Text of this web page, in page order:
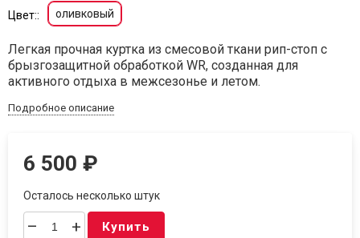
Цвет:: оливковый
​Легкая прочная куртка из смесовой ткани рип-стоп с
брызгозащитной обработкой WR, созданная для
активного отдыха в межсезонье и летом.
Подробное описание
6 500₽
Осталось несколько штук
– + Купить